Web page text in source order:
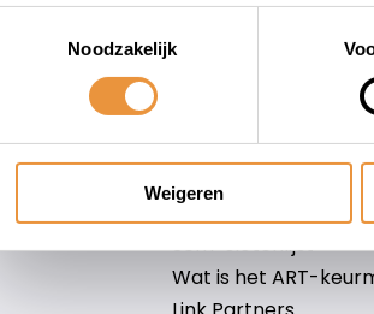
Noodzakelijk
Weigeren
Privacy Policy
Verzenden &
Contact
Sitemap
Art-slotenlijst
Scm-slotenlijst
Wat is het ART-